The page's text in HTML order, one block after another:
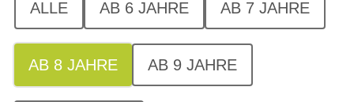
ALLE AB 6 JAHRE AB 7 JAHRE
AB 8 JAHRE AB 9 JAHRE